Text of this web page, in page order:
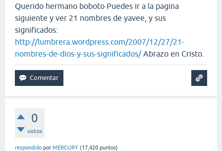
Querido hermano boboto Puedes ir a la pagina
siguiente y ver 21 nombres de yavee, y sus
significados:
http://lumbrera.wordpress.com/2007/12/27/21-
nombres-de-dios-y-sus-significados/Abrazo en Cristo.
0
votos
respondido por MERCURY (17,420 puntos)